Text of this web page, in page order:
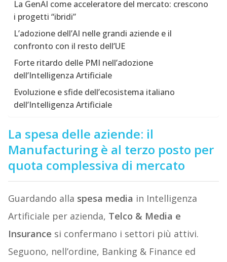
La GenAI come acceleratore del mercato: crescono
i progetti “ibridi”
L’adozione dell’AI nelle grandi aziende e il
confronto con il resto dell’UE
Forte ritardo delle PMI nell’adozione
dell’Intelligenza Artificiale
Evoluzione e sfide dell’ecosistema italiano
dell’Intelligenza Artificiale
La spesa delle aziende: il
Manufacturing è al terzo posto per
quota complessiva di mercato
Guardando alla spesa media in Intelligenza
Artificiale per azienda, Telco & Media e
Insurance si confermano i settori più attivi.
Seguono, nell’ordine, Banking & Finance ed